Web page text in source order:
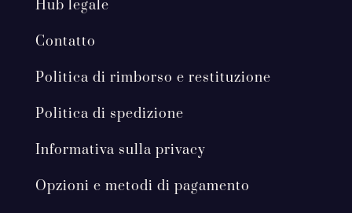
Hub legale
Contatto
Politica di rimborso e restituzione
Politica di spedizione
Informativa sulla privacy
Opzioni e metodi di pagamento